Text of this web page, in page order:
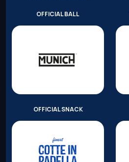
OFFICIAL BALL
OFFICIAL SNACK